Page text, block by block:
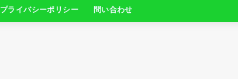
プライバシーポリシー 問い合わせ